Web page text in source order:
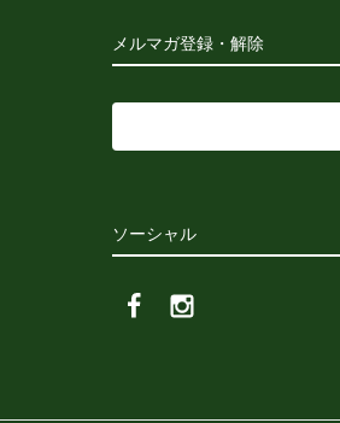
メルマガ登録・解除
ソーシャル